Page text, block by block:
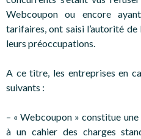
Webcoupon ou encore
tarifaires, ont saisi l’autorité de
leurs préoccupations.
A ce titre, les entreprises en
suivants :
– « Webcoupon » constitue une
à un cahier des charges